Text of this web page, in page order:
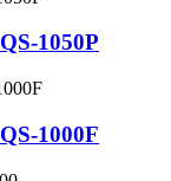
1050P
1000F